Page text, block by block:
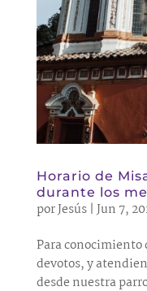
Horario de
durante los
porJesús|Jun 7,
Para conocimiento
devotos, y
desde nuestra